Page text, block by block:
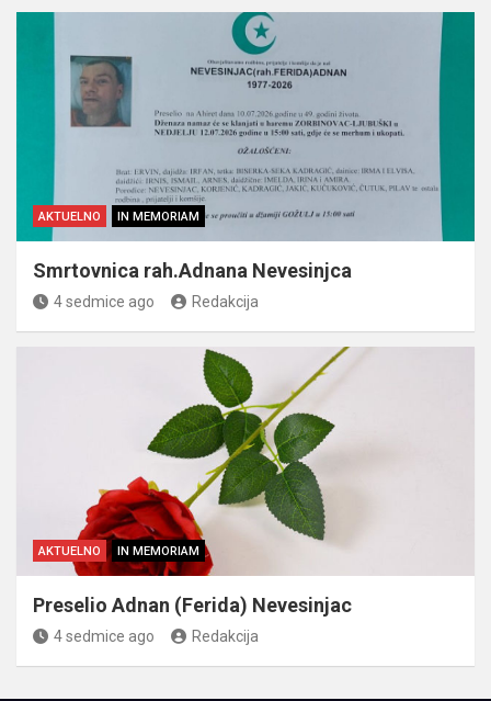
AKTUELNO IN MEMORIAM
Smrtovnica rah.Adnana Nevesinjca
4 sedmice ago Redakcija
AKTUELNO IN MEMORIAM
Preselio Adnan (Ferida) Nevesinjac
4 sedmice ago Redakcija